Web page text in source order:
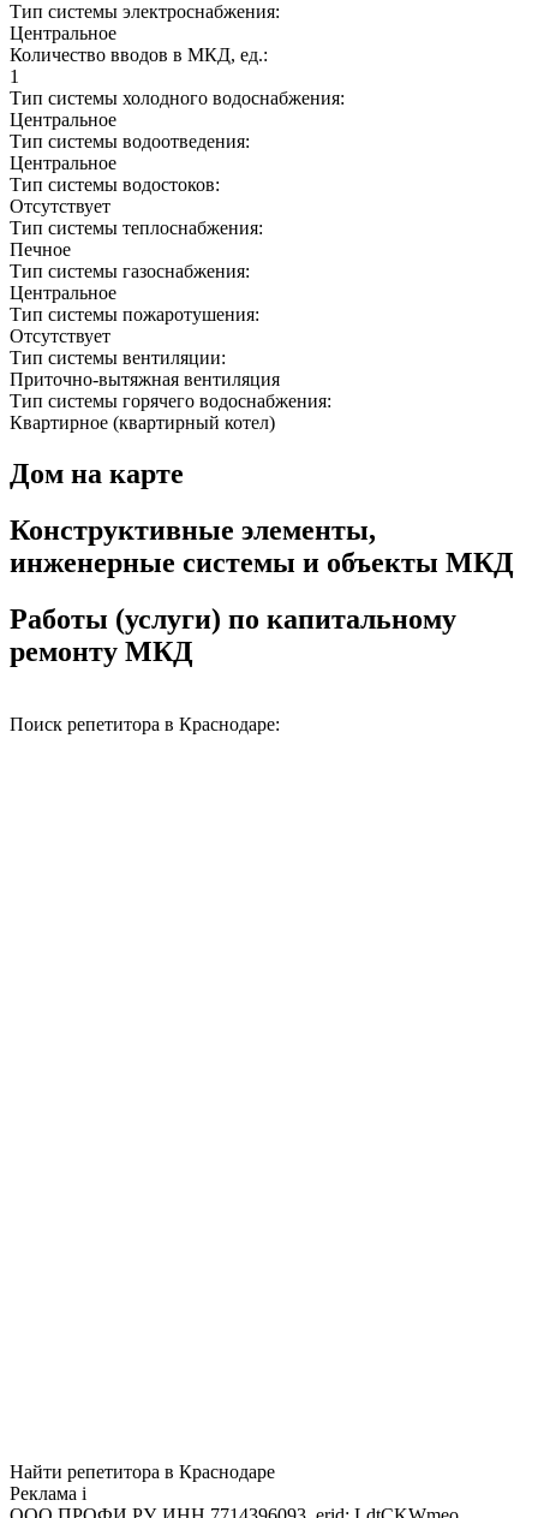
Тип системы электроснабжения:
Центральное
Количество вводов в МКД, ед.:
1
Тип системы холодного водоснабжения:
Центральное
Тип системы водоотведения:
Центральное
Тип системы водостоков:
Отсутствует
Тип системы теплоснабжения:
Печное
Тип системы газоснабжения:
Центральное
Тип системы пожаротушения:
Отсутствует
Тип системы вентиляции:
Приточно-вытяжная вентиляция
Тип системы горячего водоснабжения:
Квартирное (квартирный котел)
Дом на карте
Конструктивные элементы,
инженерные системы и объекты МКД
Работы (услуги) по капитальному
ремонту МКД
Поиск репетитора в Краснодаре:
Найти репетитора в Краснодаре
Реклама i